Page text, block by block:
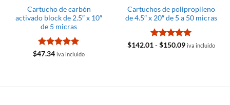
Cartucho de carbón
activado block de 2.5″ x 10″
de 5 micras
Valorado
$47.34 iva incluido
Cartuchos de polipropileno
de 4.5″ x 20″ de 5 a 50 micras
Valorado
$142.01-$150.09Rango
iva incluido